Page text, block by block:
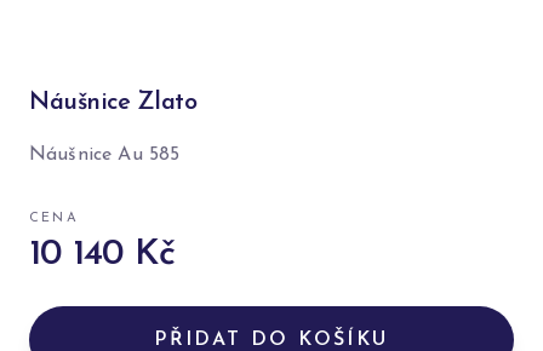
Náušnice Zlato
Náušnice Au 585
CENA
10 140 Kč
PŘIDAT DO KOŠÍKU